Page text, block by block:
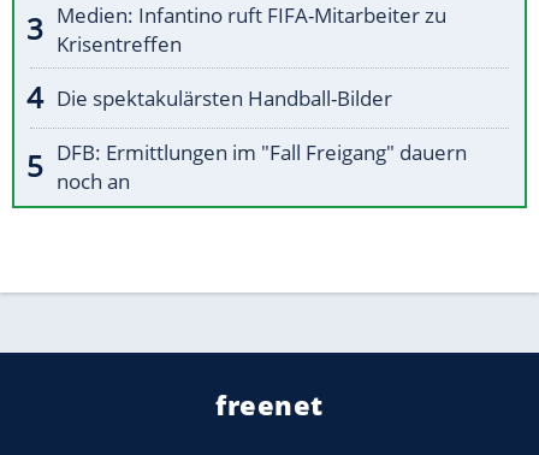
Medien: Infantino ruft FIFA-Mitarbeiter zu
Krisentreffen
Die spektakulärsten Handball-Bilder
DFB: Ermittlungen im "Fall Freigang" dauern
noch an
freenet